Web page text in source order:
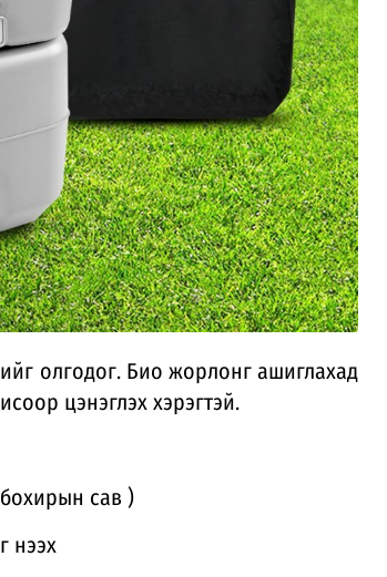
олгодог. Био жорлонг ашиглахад
цэнэглэх хэрэгтэй.
сав )
нээх